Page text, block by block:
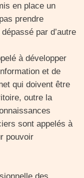
en place un
prendre
par d’autre
à développer
et de
qui doivent être
outre la
sont appelés à
pouvoir